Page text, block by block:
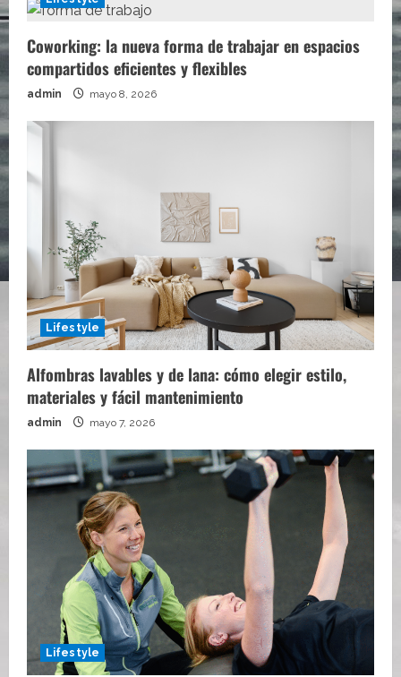
Coworking: la nueva forma de trabajar en espacios
compartidos eficientes y flexibles
admin mayo 8, 2026
Lifestyle
Alfombras lavables y de lana: cómo elegir estilo,
materiales y fácil mantenimiento
admin mayo 7, 2026
Lifestyle